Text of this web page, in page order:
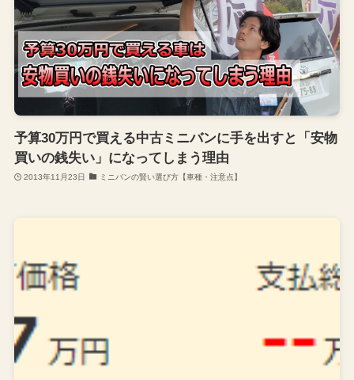
予算30万円で買える中古ミニバンに手を出すと「安物
買いの銭失い」になってしまう理由
2013年11月23日 ミニバンの賢い選び方【車種・注意点】